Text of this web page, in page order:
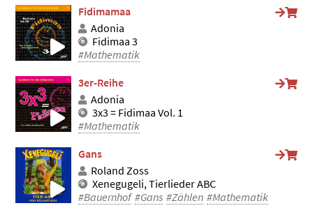
Fidimamaa
Adonia
Fidimaa 3
#Mathematik
3er-Reihe
Adonia
3x3 = Fidimaa Vol. 1
#Mathematik
Gans
Roland Zoss
Xenegugeli, Tierlieder ABC
#Bauernhof #Gans #Zählen #Mathematik